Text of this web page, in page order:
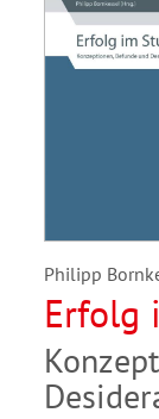
Philipp
Erfolg